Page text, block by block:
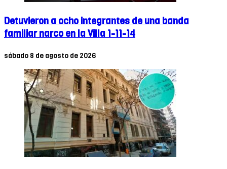
Detuvieron a ocho integrantes de una banda
familiar narco en la Villa 1-11-14
sábado 8 de agosto de 2026